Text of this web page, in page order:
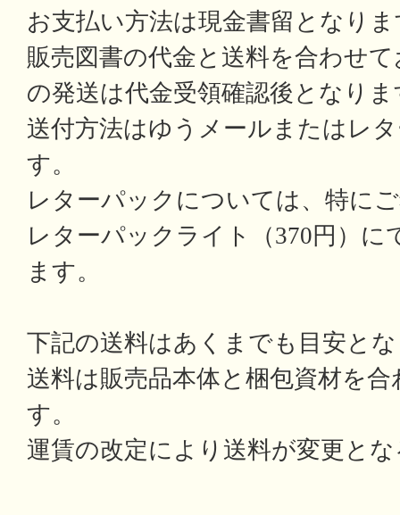
お支払い方法は現金書留となり
販売図書の代金と送料を合わせ
の発送は代金受領確認後となりま
送付方法はゆうメールまたはレ
す。
レターパックについては、特に
レターパックライト（370円）に
ます。
下記の送料はあくまでも目安と
送料は販売品本体と梱包資材を
す。
運賃の改定により送料が変更と